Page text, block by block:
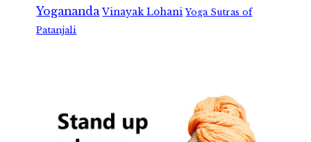
Yogananda Vinayak Lohani Yoga Sutras of
Patanjali